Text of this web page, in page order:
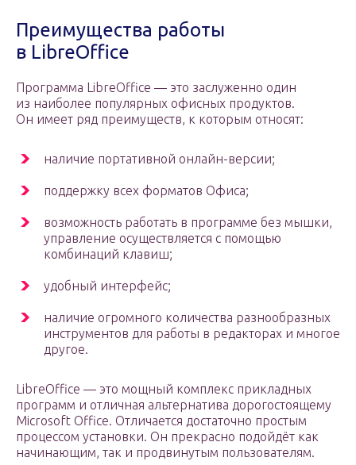
Преимущества работы
в LibreOffice
Программа LibreOffice — это заслуженно один
из наиболее популярных офисных продуктов.
Он имеет ряд преимуществ, к которым относят:
наличие портативной онлайн-версии;
поддержку всех форматов Офиса;
возможность работать в программе без мышки,
управление осуществляется с помощью
комбинаций клавиш;
удобный интерфейс;
наличие огромного количества разнообразных
инструментов для работы в редакторах и многое
другое.
LibreOffice — это мощный комплекс прикладных
программ и отличная альтернатива дорогостоящему
Microsoft Office. Отличается достаточно простым
процессом установки. Он прекрасно подойдёт как
начинающим, так и продвинутым пользователям.